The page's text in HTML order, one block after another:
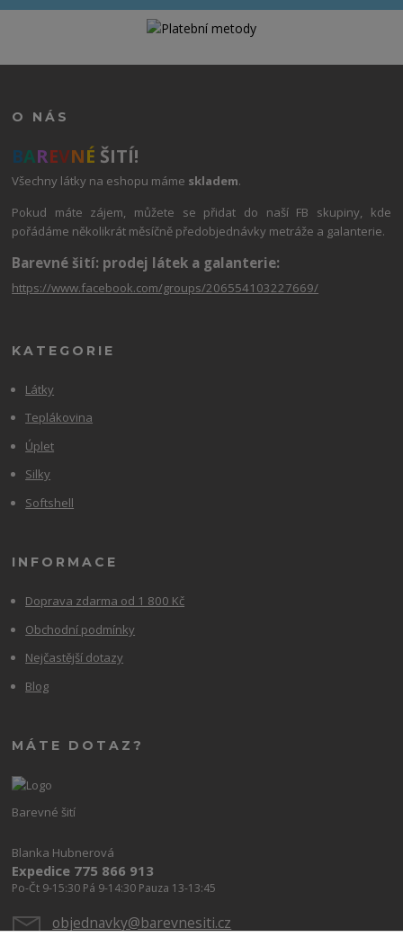
O NÁS
BAREVNÉ ŠITÍ!
Všechny látky na eshopu máme skladem.
Pokud máte zájem, můžete se přidat do naší FB skupiny, kde
pořádáme několikrát měsíčně předobjednávky metráže a galanterie.
Barevné šití: prodej látek a galanterie:
https://www.facebook.com/groups/206554103227669/
KATEGORIE
Látky
Teplákovina
Úplet
Silky
Softshell
INFORMACE
Doprava zdarma od 1 800 Kč
Obchodní podmínky
Nejčastější dotazy
Blog
MÁTE DOTAZ?
Barevné šití
Blanka Hubnerová
Expedice 775 866 913
Po-Čt 9-15:30 Pá 9-14:30 Pauza 13-13:45
objednavky@barevnesiti.cz